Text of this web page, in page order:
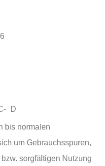
D
bis normalen
um Gebrauchsspuren,
sorgfältigen Nutzung